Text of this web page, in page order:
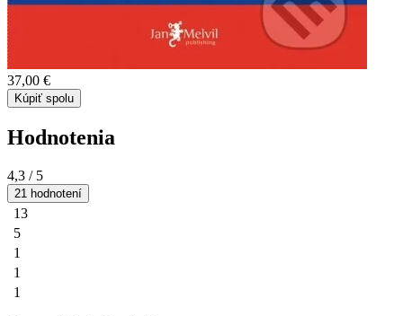
37,00 €
Kúpiť spolu
Hodnotenia
4,3 / 5
21 hodnotení
13
5
1
1
1